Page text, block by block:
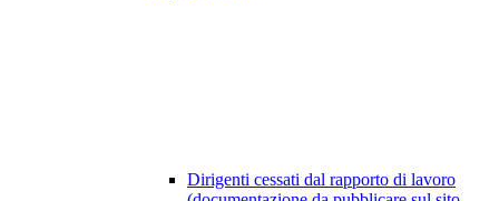
Dirigenti cessati dal rapporto di lavoro